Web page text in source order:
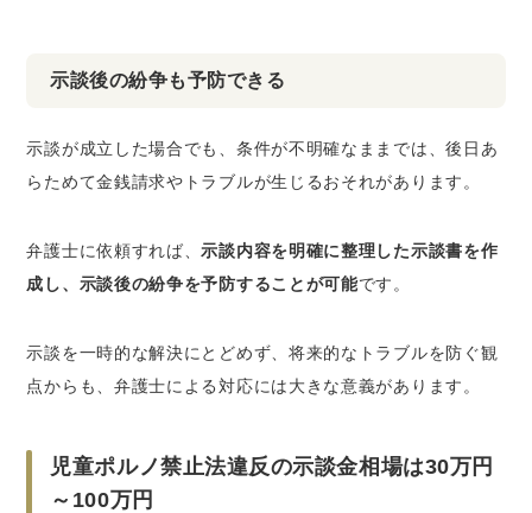
示談後の紛争も予防できる
示談が成立した場合でも、条件が不明確なままでは、後日あ
らためて金銭請求やトラブルが生じるおそれがあります。
弁護士に依頼すれば、示談内容を明確に整理した示談書を作
成し、示談後の紛争を予防することが可能です。
示談を一時的な解決にとどめず、将来的なトラブルを防ぐ観
点からも、弁護士による対応には大きな意義があります。
児童ポルノ禁止法違反の示談金相場は30万円
～100万円